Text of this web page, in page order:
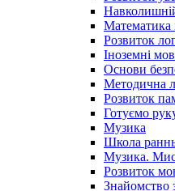
Математика
Розвиток
Іноземні
Основи
Методична
Розвиток
Готуємо
Музика
Школа
Музика.
Розвиток
Знайомство